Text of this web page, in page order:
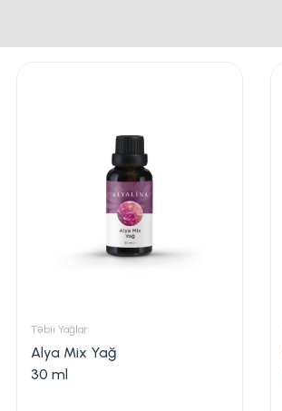
Təbii Yağlar
Alya Mix Yağ
30 ml